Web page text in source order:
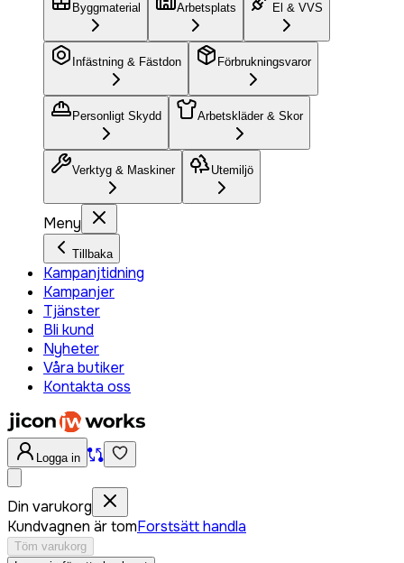
Byggmaterial Arbetsplats El & VVS
Infästning & Fästdon Förbrukningsvaror
Personligt Skydd Arbetskläder & Skor
Verktyg & Maskiner Utemiljö
Meny
Tillbaka
Kampanjtidning
Kampanjer
Tjänster
Bli kund
Nyheter
Våra butiker
Kontakta oss
Logga in
Din varukorg
Kundvagnen är tomForstsätt handla
Töm varukorg